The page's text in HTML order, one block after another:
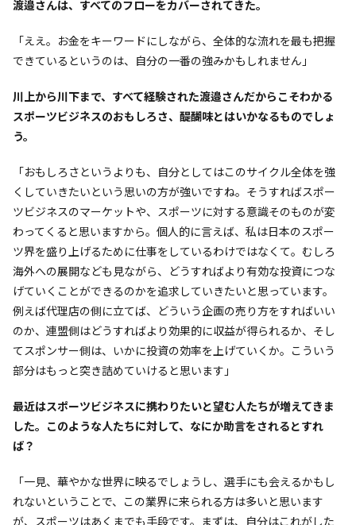
――渡邉さんは、すべてのフローをカバーされてきた。
「ええ。お金をキーワードにしながら、全体的な流れを最も把握
できているというのは、自分の一番の強みかもしれません」
――川上から川下まで、すべて経験された渡邉さんだからこそわかる
スポーツビジネスのおもしろさ、醍醐味とはいかなるものでしょ
う。
「おもしろさというよりも、自分としてはこのサイクル全体を強
くしていきたいという思いの方が強いですね。そうすればスポー
ツビジネスのマーケットや、スポーツに対する意識そのものが変
わってくると思いますから。個人的に言えば、私は日本のスポー
ツ界を盛り上げるために仕事をしているわけではなくて。むしろ
海外への展開なども見ながら、どうすればより有効な投資につな
げていくことができるのかを追求していきたいと思っています。
例えば代理店の側に立てば、どういう企画の売り方をすればいい
のか、連盟側はどうすればより効果的に収益が得られるか、そし
てスポンサー側は、いかに投資の効率を上げていくか。こういう
部分はもっと突き詰めていけると思います」
――最近はスポーツビジネスに携わりたいと望む人たちが増えてきま
した。このような人たちに対して、なにか助言をされるとすれ
ば？
「一見、華やかな世界に映るでしょうし、選手にも会えるかもし
れないということで、この業界に来られる方は多いと思います
が、スポーツはあくまでも手段です。まずは、自分はこれがした